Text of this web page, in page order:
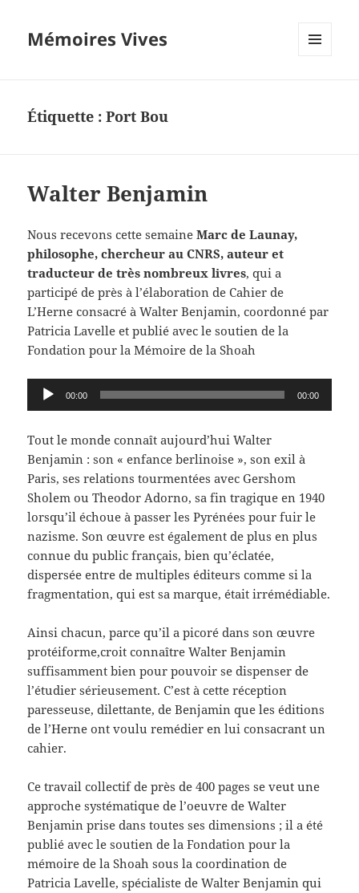
Mémoires Vives
Étiquette :Port Bou
Walter Benjamin
Nous recevons cette semaineMarc de Launay,
philosophe, chercheur au CNRS, auteur et
traducteur de très nombreux livres, qui a
participé de près à l’élaboration de Cahier de
L’Herne consacré à Walter Benjamin, coordonné par
Patricia Lavelle et publié avec le soutien de la
Fondation pour la Mémoire de la Shoah
Lecteur
audio
00:00 00:00
Tout le monde connaît aujourd’hui Walter
Benjamin : son « enfance berlinoise », son exil à
Paris, ses relations tourmentées avec Gershom
Sholem ou Theodor Adorno, sa fin tragique en 1940
lorsqu’il échoue à passer les Pyrénées pour fuir le
nazisme. Son œuvre est également de plus en plus
connue du public français, bien qu’éclatée,
dispersée entre de multiples éditeurs comme si la
fragmentation, qui est sa marque, était irrémédiable.
Ainsi chacun, parce qu’il a picoré dans son œuvre
protéiforme,croit connaître Walter Benjamin
suffisamment bien pour pouvoir se dispenser de
l’étudier sérieusement. C’est à cette réception
paresseuse, dilettante, de Benjamin que les éditions
de l’Herne ont voulu remédier en lui consacrant un
cahier.
Ce travail collectif de près de 400 pages se veut une
approche systématique de l’oeuvre de Walter
Benjamin prise dans toutes ses dimensions ; il a été
publié avec le soutien de la Fondation pour la
mémoire de la Shoah sous la coordination de
Patricia Lavelle, spécialiste de Walter Benjamin qui